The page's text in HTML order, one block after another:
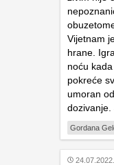
Vijetnam
hrane.
noću
pokreće
umoran
dozivanje.
Gordana